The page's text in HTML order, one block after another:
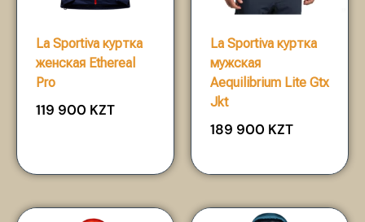
La Sportiva куртка
женская Ethereal
Pro
119 900 KZT
La Sportiva куртка
мужская
Aequilibrium Lite Gtx
Jkt
189 900 KZT